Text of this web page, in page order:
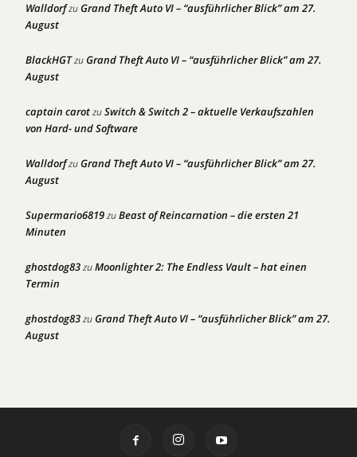
WalldorfzuGrand Theft Auto VI – “ausführlicher Blick” am 27.
August
BlackHGTzuGrand Theft Auto VI – “ausführlicher Blick” am 27.
August
captain carotzuSwitch & Switch 2 – aktuelle Verkaufszahlen
von Hard- und Software
WalldorfzuGrand Theft Auto VI – “ausführlicher Blick” am 27.
August
Supermario6819zuBeast of Reincarnation – die ersten 21
Minuten
ghostdog83zuMoonlighter 2: The Endless Vault – hat einen
Termin
ghostdog83zuGrand Theft Auto VI – “ausführlicher Blick” am 27.
August